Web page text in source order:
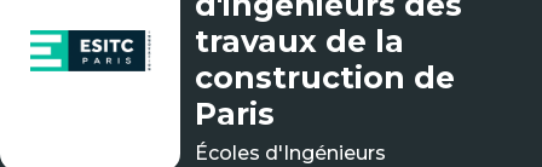
travaux de la
construction de
Paris
Écoles d'Ingénieurs